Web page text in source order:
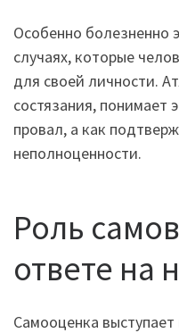
Особенно болезненно
случаях, которые
для своей личности.
состязания, понимает
провал, а как
неполноценности.
Роль
ответе на
Самооценка